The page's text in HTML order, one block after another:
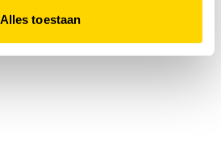
Alles toestaan